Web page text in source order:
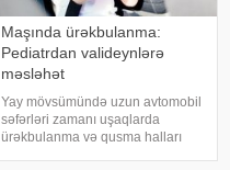
Maşında ürəkbulanma:
Pediatrdan valideynlərə
məsləhət
Yay mövsümündə uzun avtomobil
səfərləri zamanı uşaqlarda
ürəkbulanma və qusma halları